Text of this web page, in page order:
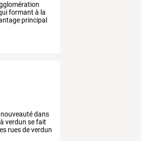
formant à la
principal
nouveautédans
à verdun sefait
les ruesdeverdun